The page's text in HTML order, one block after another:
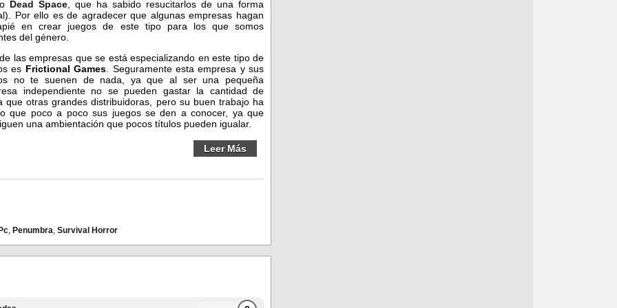
Dead Space , que ha sabido resucitarlos de una forma
Por ello es de agradecer que algunas empresas hagan
en crear juegos de este tipo para los que somos
del género.
las empresas que se está especializando en este tipo de
es Frictional Games . Seguramente esta empresa y sus
no te suenen de nada, ya que al ser una pequeña
independiente no se pueden gastar la cantidad de
que otras grandes distribuidoras, pero su buen trabajo ha
que poco a poco sus juegos se den a conocer, ya que
una ambientación que pocos títulos pueden igualar.
Leer Más
Pc, Penumbra, Survival Horror